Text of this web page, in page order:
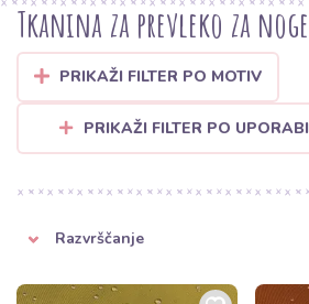
Tkanina za prevleko za noge
PRIKAŽI FILTER PO MOTIV
PRIKAŽI FILTER PO UPORABI
Razvrščanje